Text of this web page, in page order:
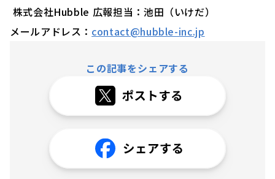
株式会社Hubble 広報担当：池田（いけだ）
メールアドレス： contact@hubble-inc.jp
この記事をシェアする